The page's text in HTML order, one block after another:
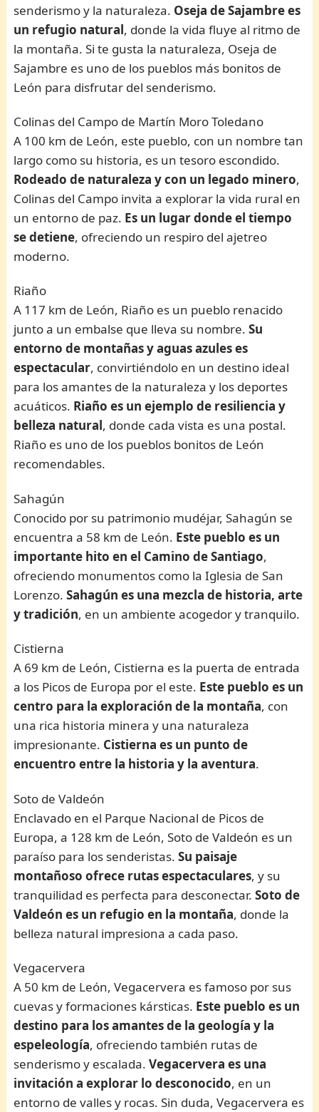
senderismo y la naturaleza. Oseja de Sajambre es
un refugio natural, donde la vida fluye al ritmo de
la montaña. Si te gusta la naturaleza, Oseja de
Sajambre es uno de los pueblos más bonitos de
León para disfrutar del senderismo.
Colinas del Campo de Martín Moro Toledano
A 100 km de León, este pueblo, con un nombre tan
largo como su historia, es un tesoro escondido.
Rodeado de naturaleza y con un legado minero,
Colinas del Campo invita a explorar la vida rural en
un entorno de paz. Es un lugar donde el tiempo
se detiene, ofreciendo un respiro del ajetreo
moderno.
Riaño
A 117 km de León, Riaño es un pueblo renacido
junto a un embalse que lleva su nombre.Su
entorno de montañas y aguas azules es
espectacular, convirtiéndolo en un destino ideal
para los amantes de la naturaleza y los deportes
acuáticos. Riaño es un ejemplo de resiliencia y
belleza natural, donde cada vista es una postal.
Riaño es uno de los pueblos bonitos de León
recomendables.
Sahagún
Conocido por su patrimonio mudéjar, Sahagún se
encuentra a 58 km de León. Este pueblo es un
importante hito en el Camino de Santiago,
ofreciendo monumentos como la Iglesia de San
Lorenzo.Sahagún es una mezcla de historia, arte
y tradición, en un ambiente acogedor y tranquilo.
Cistierna
A 69 km de León, Cistierna es la puerta de entrada
a los Picos de Europa por el este. Este pueblo es un
centro para la exploración de la montaña, con
una rica historia minera y una naturaleza
impresionante. Cistierna es un punto de
encuentro entre la historia y la aventura.
Soto de Valdeón
Enclavado en el Parque Nacional de Picos de
Europa, a 128 km de León, Soto de Valdeón es un
paraíso para los senderistas.Su paisaje
montañoso ofrece rutas espectaculares, y su
tranquilidad es perfecta para desconectar.Soto de
Valdeón es un refugio en la montaña, donde la
belleza natural impresiona a cada paso.
Vegacervera
A 50 km de León, Vegacervera es famoso por sus
cuevas y formaciones kársticas. Este pueblo es un
destino para los amantes de la geología y la
espeleología, ofreciendo también rutas de
senderismo y escalada.Vegacervera es una
invitación a explorar lo desconocido, en un
entorno de valles y rocas. Sin duda, Vegacervera es